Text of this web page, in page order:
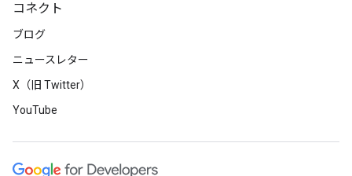
コネクト
ブログ
ニュースレター
X（旧 Twitter）
YouTube